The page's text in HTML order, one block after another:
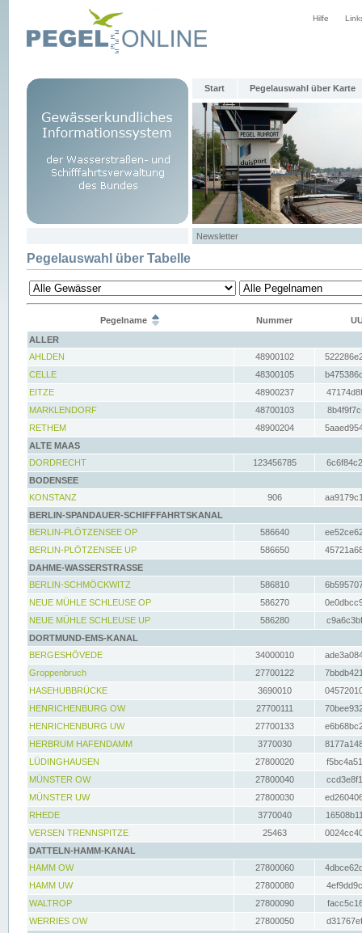
Hilfe
Start Pegelauswahl über Karte
Newsletter
Pegelauswahl über Tabelle
Pegelname Nummer
ALLER
AHLDEN
48900102
CELLE
48300105
EITZE
48900237
MARKLENDORF
48700103
RETHEM
48900204
ALTE MAAS
DORDRECHT
123456785
BODENSEE
KONSTANZ
906
BERLIN-SPANDAUER-SCHIFFFAHRTSKANAL
BERLIN-PLÖTZENSEE OP
586640
BERLIN-PLÖTZENSEE UP
586650
DAHME-WASSERSTRASSE
BERLIN-SCHMÖCKWITZ
586810
NEUE MÜHLE SCHLEUSE OP
586270
NEUE MÜHLE SCHLEUSE UP
586280
DORTMUND-EMS-KANAL
BERGESHÖVEDE
34000010
Groppenbruch
27700122
HASEHUBBRÜCKE
3690010
HENRICHENBURG OW
27700111
HENRICHENBURG UW
27700133
HERBRUM HAFENDAMM
3770030
LÜDINGHAUSEN
27800020
MÜNSTER OW
27800040
MÜNSTER UW
27800030
RHEDE
3770040
VERSEN TRENNSPITZE
25463
DATTELN-HAMM-KANAL
HAMM OW
27800060
HAMM UW
27800080
WALTROP
27800090
WERRIES OW
27800050